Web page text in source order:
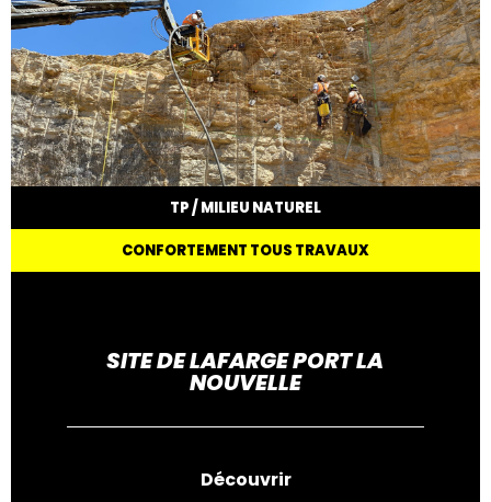
TP / MILIEU NATUREL
CONFORTEMENT TOUS TRAVAUX
SITE DE LAFARGE PORT LA
NOUVELLE
Découvrir